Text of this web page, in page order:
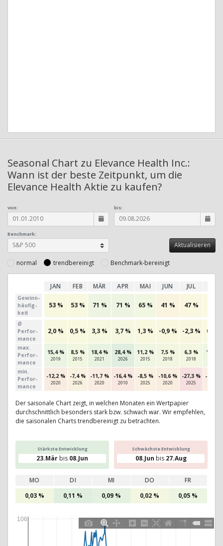
Seasonal Chart zu Elevance Health Inc.:
Wann ist der beste Zeitpunkt, um die
Elevance Health Aktie zu kaufen?
Benchmark:
von: bis:
normal trendbereinigt Benchmark-bereinigt
JAN FEB MÄR APR MAI JUN JUL
Gewinn­
häufig­
keit
53 % 53 % 71 % 71 % 65 % 41 % 47 %
Ø
Perfor­
mance
2,0 % 0,5 % 3,3 % 3,7 % 1,3 % -0,9 % -2,3 % 0,5 %
max.
Per­for­
mance
15,4 %
2019
8,5 %
2015
18,4 %
2021
28,4 %
2026
11,2 %
2015
7,5 %
2018
6,3 %
2018
12,6 %
min.
Per­for­
mance
-12,2 %
2020
-7,4 %
2026
-11,7 %
2020
-16,4 %
2010
-8,5 %
2025
-10,6 %
2020
-27,3 %
2025
-11,2
Der saisonale Chart zeigt, in welchen Monaten ein Wertpapier
durchschnittlich besonders stark bzw. schwach war. Wir empfehlen,
die saisonalen Charts trendbereinigt zu betrachten.
106
Stärkste Entwicklung
23.Mär bis 08.Jun
Schwächste Entwicklung
08.Jun bis 27.Aug
MO DI MI DO
FR
0,03 %
0,11 % 0,09 % 0,02 % 0,05 %